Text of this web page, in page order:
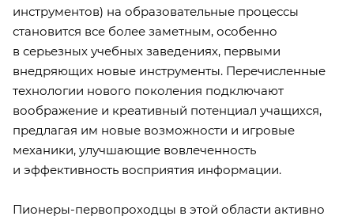
инструментов) на образовательные процессы
становится все более заметным, особенно
в серьезных учебных заведениях, первыми
внедряющих новые инструменты. Перечисленные
технологии нового поколения подключают
воображение и креативный потенциал учащихся,
предлагая им новые возможности и игровые
механики, улучшающие вовлеченность
и эффективность восприятия информации.
Пионеры-первопроходцы в этой области активно